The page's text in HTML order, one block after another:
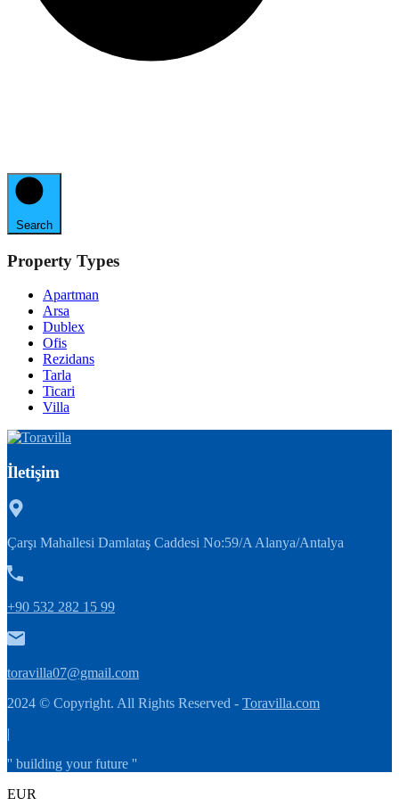
Search
Property Types
Apartman
Arsa
Dublex
Ofis
Rezidans
Tarla
Ticari
Villa
İletişim
Çarşı Mahallesi Damlataş Caddesi No:59/A Alanya/Antalya
+90 532 282 15 99
toravilla07@gmail.com
2024 © Copyright. All Rights Reserved - Toravilla.com
|
'' building your future ''
EUR